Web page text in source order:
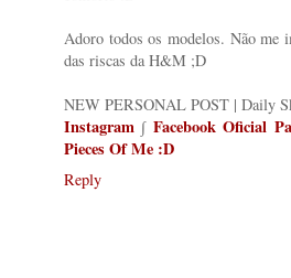
Adoro todos os modelos. Não me
das riscas da H&M ;D
NEW PERSONAL POST | Daily
Instagram ∫ Facebook Oficial
Pieces Of Me :D
Reply